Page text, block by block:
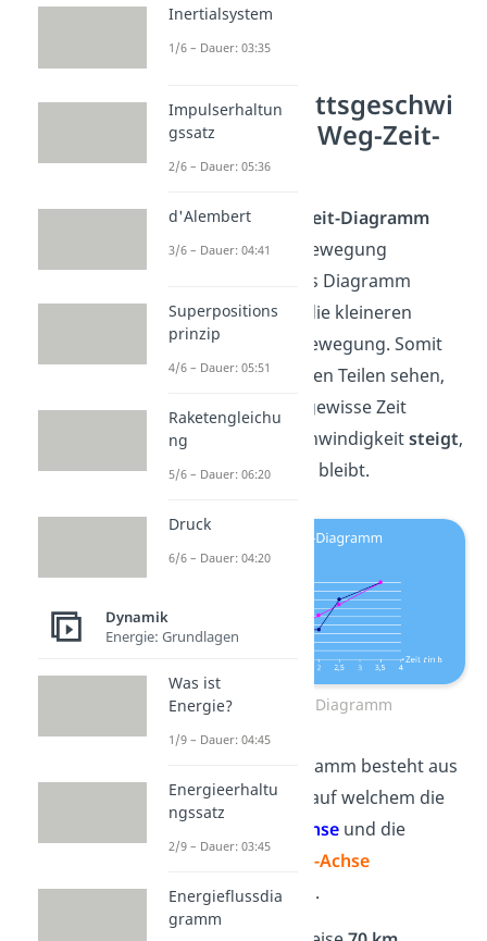
92 km/h.
Durchschnittsgeschwi
ndigkeit — Weg-Zeit-
Diagramm
Mit einem
Weg-Zeit-Diagramm
kannst du eine Bewegung
darstellen. Dieses Diagramm
beinhaltet auch die kleineren
Abschnitte der Bewegung. Somit
kannst du in diesen Teilen sehen,
wenn über eine gewisse Zeit
hinweg die Geschwindigkeitsteigt,
sinktodergleich bleibt.
Weg-Zeit-Diagramm
Ein solches Diagramm besteht aus
einem Graphen, auf welchem die
Zeit
x-Achseund die
Strecke
y-Achse
aufgetragen sind.
Inertialsystem
1/6 – Dauer: 03:35
Impulserhaltun
gssatz
2/6 – Dauer: 05:36
d'Alembert
3/6 – Dauer: 04:41
Superpositions
prinzip
4/6 – Dauer: 05:51
Raketengleichu
ng
5/6 – Dauer: 06:20
Druck
6/6 – Dauer: 04:20
Dynamik
Energie: Grundlagen
Was ist
Energie?
1/9 – Dauer: 04:45
Energieerhaltu
ngssatz
2/9 – Dauer: 03:45
Energieflussdia
gramm